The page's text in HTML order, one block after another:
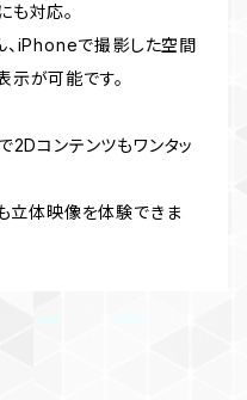
も対応。
、iPhoneで撮影した空間
示が可能です。
2Dコンテンツもワンタッ
立体映像を体験できま